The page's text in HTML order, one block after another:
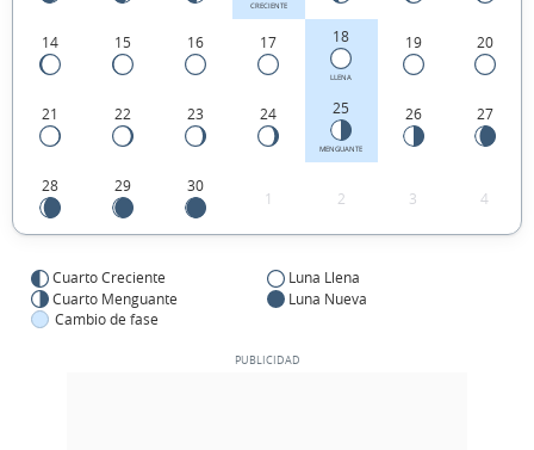
CRECIENTE
14 15 16 17 18
LLENA
19 20
21 22 23 24 25
MENGUANTE
26 27
28 29 30
1 2 3 4
Cuarto Creciente
Luna Llena
Cuarto Menguante
Luna Nueva
Cambio de fase